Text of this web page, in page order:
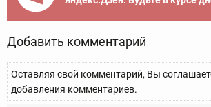
Добавить комментарий
Оставляя свой комментарий, Вы
добавления комментариев.